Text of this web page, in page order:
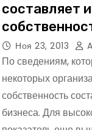
составляет
Ноя 23, 2013
По сведениям,
некоторых
собственность
бизнеса. Для